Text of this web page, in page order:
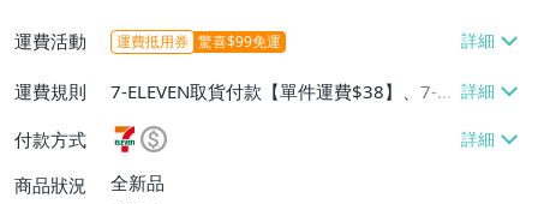
運費活動 運費抵用券 驚喜$99免運
運費規則
7-ELEVEN取貨付款【單件運費$38】、7-EL
EVEN取貨不付款【單件運費$38】、郵局掛
號【單件運費$50】
付款方式
商品狀況
全新品